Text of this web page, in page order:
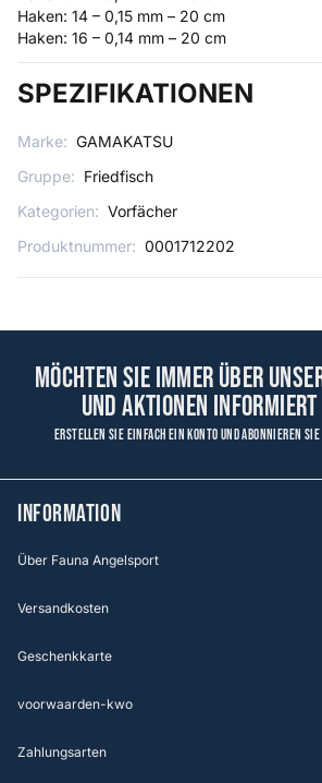
Haken: 14 – 0,15 mm – 20 cm
Haken: 16 – 0,14 mm – 20 cm
SPEZIFIKATIONEN
Marke: GAMAKATSU
Gruppe: Friedfisch
Kategorien: Vorfächer
Produktnummer: 0001712202
Möchten Sie immer über
und Aktionen
Erstellen Sie einfach ein Konto und abonnieren
Information
Über Fauna Angelsport
Versandkosten
Geschenkkarte
voorwaarden-kwo
Zahlungsarten